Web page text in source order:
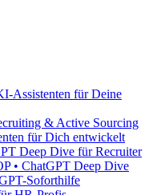
Assistenten für Deine
& Active Sourcing
für Dich entwickelt
Deep Dive für Recruiter
• ChatGPT Deep Dive
Soforthilfe